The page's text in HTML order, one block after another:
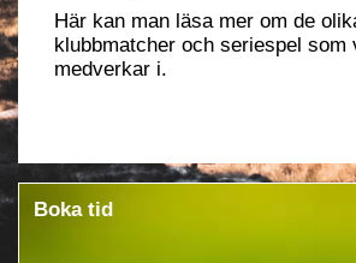
Här kan man läsa mer om de
klubbmatcher och seriespel som
medverkar i.
Boka tid